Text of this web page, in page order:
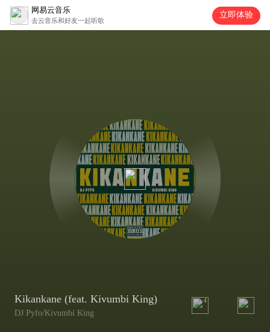
网易云音乐
去云音乐和好友一起听歌
立即体验
Kikankane (feat. Kivumbi King)
DJ Pyfo/Kivumbi King
4